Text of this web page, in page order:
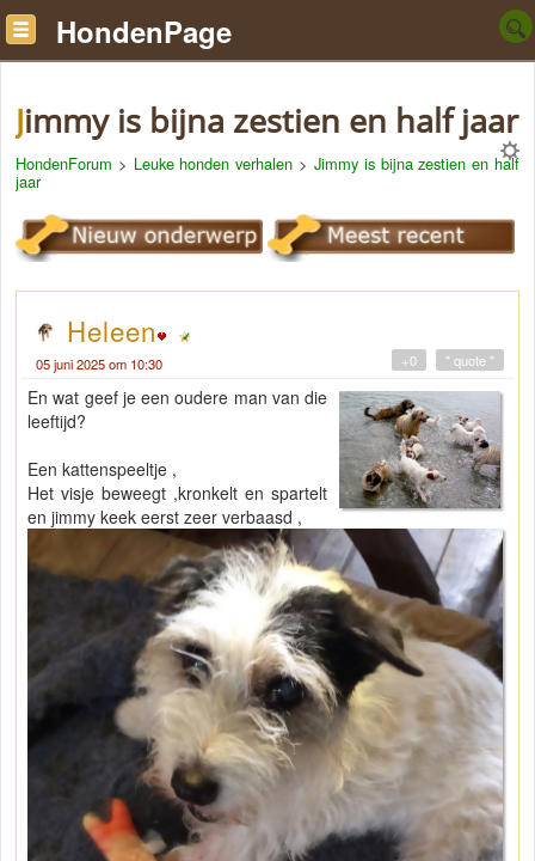
HondenPage
Jimmy is bijna zestien en half jaar
HondenForum > Leuke honden verhalen > Jimmy is bijna zestien en half
jaar
Heleen
05 juni 2025 om 10:30 " quote "
+0
En wat geef je een oudere man van die
leeftijd?
Een kattenspeeltje ,
Het visje beweegt ,kronkelt en spartelt
en jimmy keek eerst zeer verbaasd ,